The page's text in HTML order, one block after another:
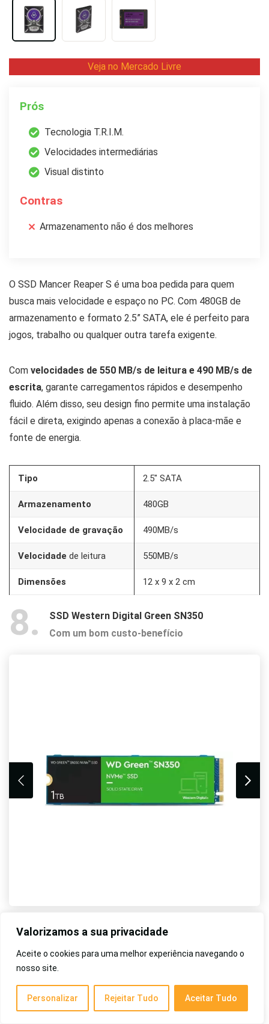
Valorizamos a sua privacidade
Aceite o cookies para uma melhor experiência navegando o
nosso site.
Personalizar Rejeitar Tudo Aceitar Tudo
Veja no Mercado Livre
Prós
Tecnologia T.R.I.M.
Velocidades intermediárias
Visual distinto
Contras
Armazenamento não é dos melhores
O SSD Mancer Reaper S é uma boa pedida para quem
busca mais velocidade e espaço no PC. Com 480GB de
armazenamento e formato 2.5” SATA, ele é perfeito para
jogos, trabalho ou qualquer outra tarefa exigente.
Com velocidades de 550 MB/s de leitura e 490 MB/s de
escrita, garante carregamentos rápidos e desempenho
fluido. Além disso, seu design fino permite uma instalação
fácil e direta, exigindo apenas a conexão à placa-mãe e
fonte de energia.
Tipo 2.5″ SATA
Armazenamento 480GB
Velocidade de gravação 490MB/s
Velocidade de leitura 550MB/s
Dimensões ‎12 x 9 x 2 cm
8
SSD Western Digital Green SN350
Com um bom custo-benefício
Veja no Mercado Livre